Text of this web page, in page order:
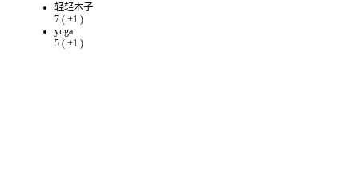
轻轻木子
7 ( +1 )
yuga
5 ( +1 )